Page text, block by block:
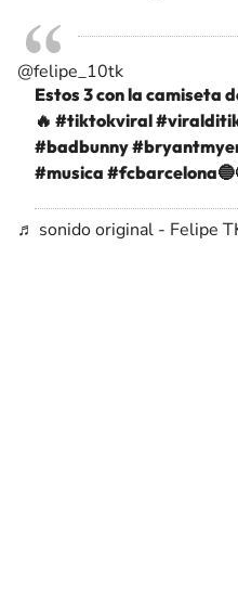
@felipe_10tk
Estos 3 con la camiseta
🔥 #tiktokviral
#badbunny
#musica
♬ sonido original - Felipe